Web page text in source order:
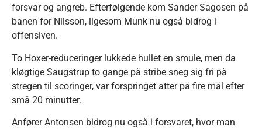
forsvar og angreb. Efterfølgende kom Sander Sagosen på
banen for Nilsson, ligesom Munk nu også bidrog i
offensiven.
To Hoxer-reduceringer lukkede hullet en smule, men da
kløgtige Saugstrup to gange på stribe sneg sig fri på
stregen til scoringer, var forspringet atter på fire mål efter
små 20 minutter.
Anfører Antonsen bidrog nu også i forsvaret, hvor man